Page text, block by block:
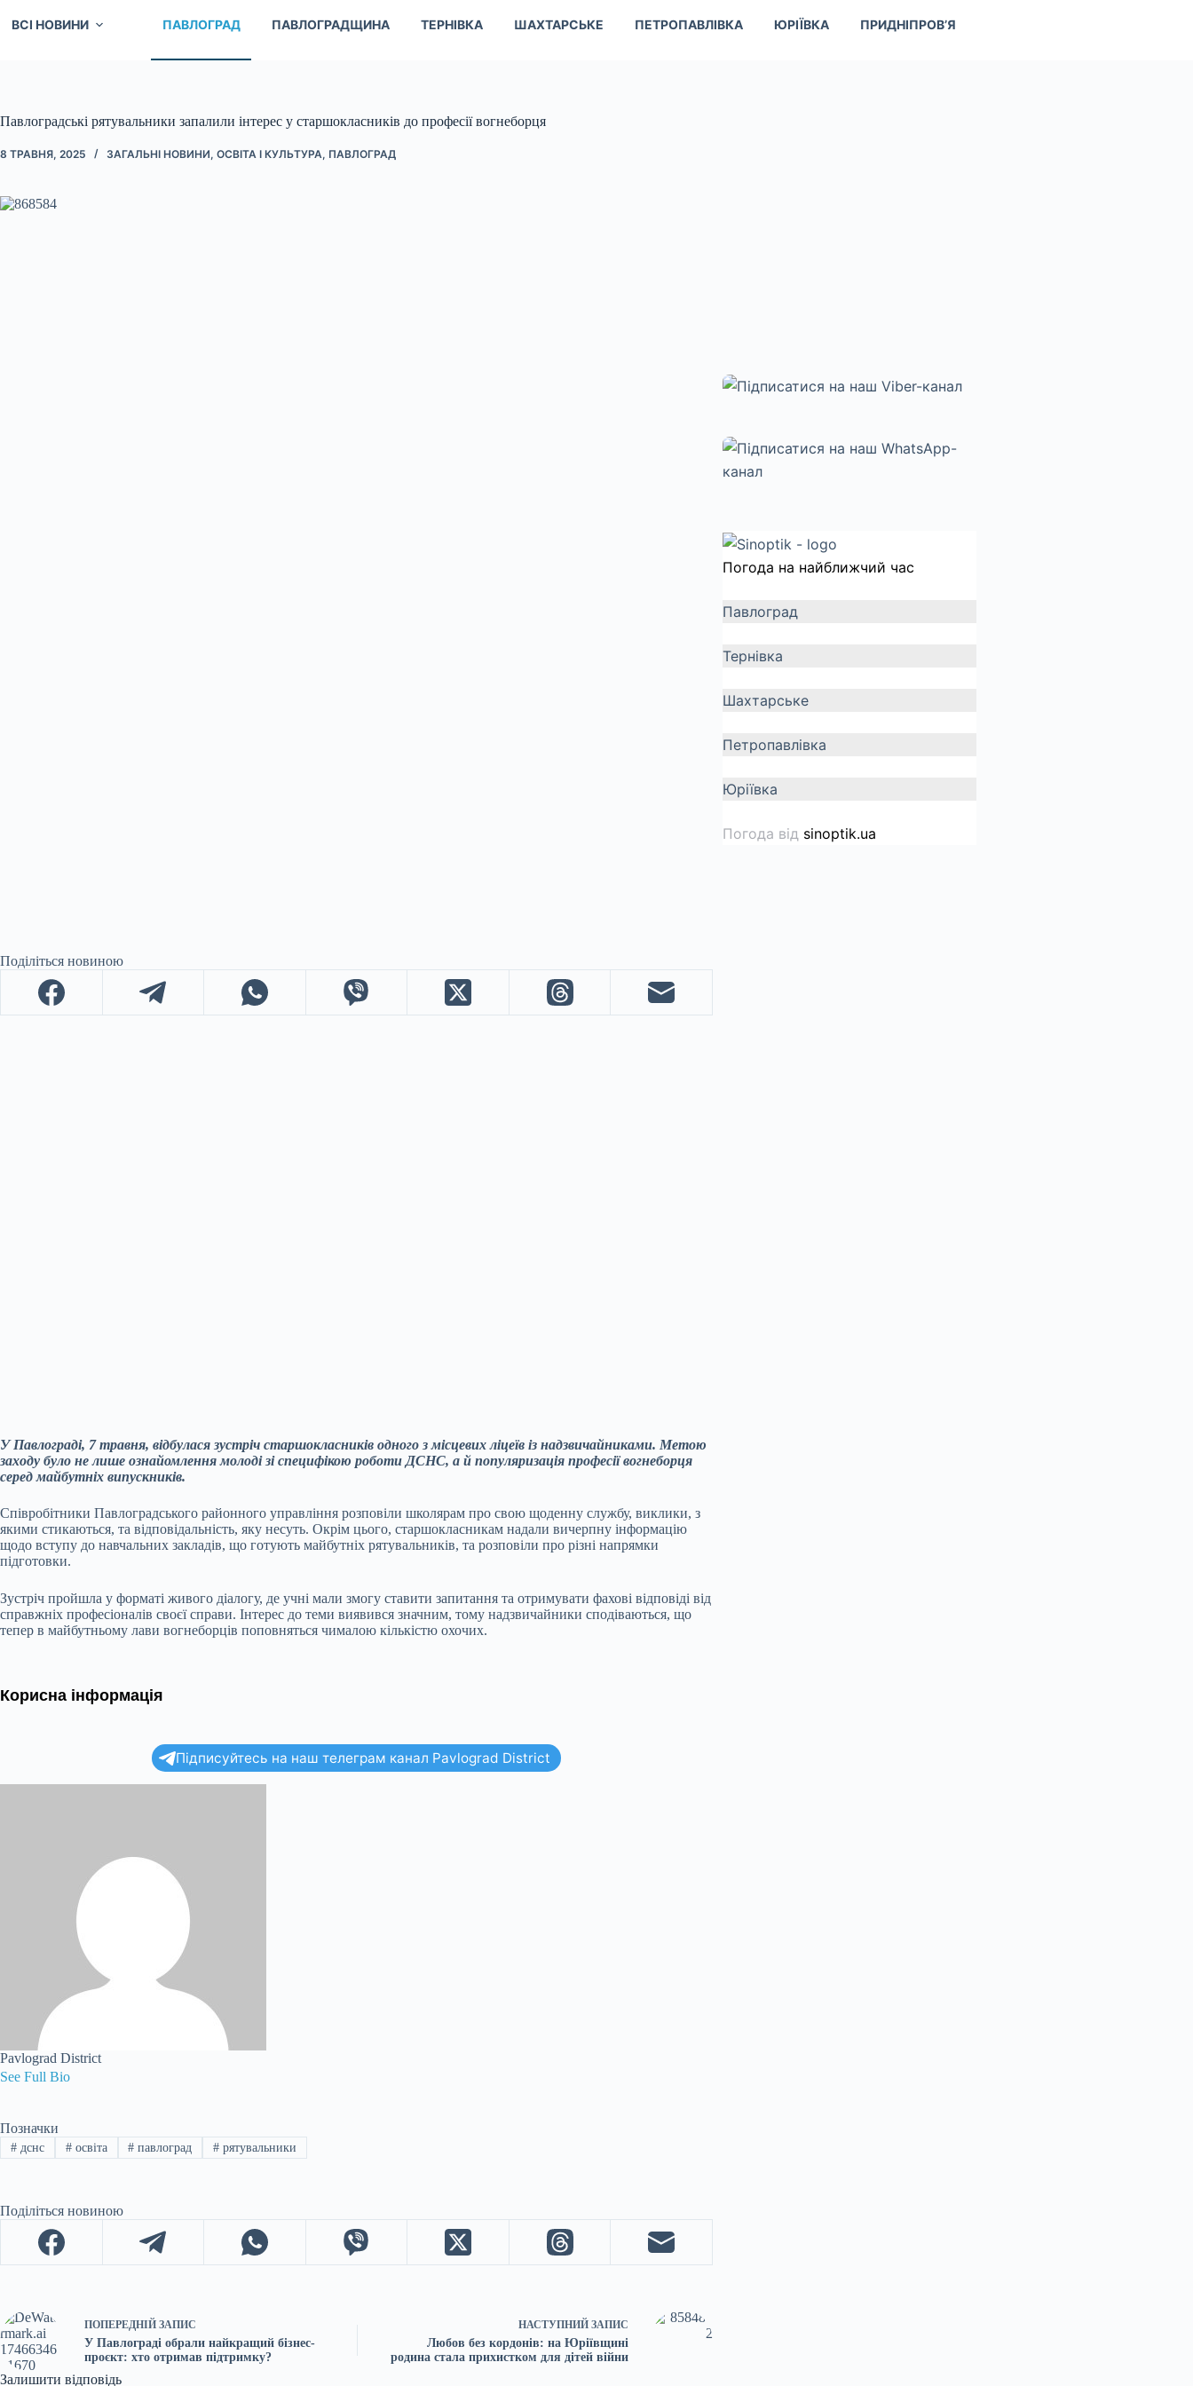
ВСІ НОВИНИ ПАВЛОГРАД ПАВЛОГРАДЩИНА ТЕРНІВКА ШАХТАРСЬКЕ ПЕТРОПАВЛІВКА ЮРІЇВКА ПРИДНІПРОВ’Я
Павлоградські рятувальники запалили інтерес у старшокласників до професії вогнеборця
8 ТРАВНЯ, 2025 ЗАГАЛЬНІ НОВИНИ, ОСВІТА І КУЛЬТУРА, ПАВЛОГРАД
Поділіться новиною
У Павлограді, 7 травня, відбулася зустріч старшокласників одного з місцевих ліцеїв із надзвичайниками. Метою
заходу було не лише ознайомлення молоді зі специфікою роботи ДСНС, а й популяризація професії вогнеборця
серед майбутніх випускників.
Співробітники Павлоградського районного управління розповіли школярам про свою щоденну службу, виклики, з
якими стикаються, та відповідальність, яку несуть. Окрім цього, старшокласникам надали вичерпну інформацію
щодо вступу до навчальних закладів, що готують майбутніх рятувальників, та розповіли про різні напрямки
підготовки.
Зустріч пройшла у форматі живого діалогу, де учні мали змогу ставити запитання та отримувати фахові відповіді від
справжніх професіоналів своєї справи. Інтерес до теми виявився значним, тому надзвичайники сподіваються, що
тепер в майбутньому лави вогнеборців поповняться чималою кількістю охочих.
Корисна інформація
Підписуйтесь на наш телеграм канал Pavlograd District
Pavlograd District
See Full Bio
Позначки
#дснс #освіта # павлоград # рятувальники
Поділіться новиною
ПОПЕРЕДНІЙ ЗАПИС
У Павлограді обрали найкращий бізнес-
проєкт: хто отримав підтримку?
НАСТУПНИЙ ЗАПИС
Любов без кордонів: на Юріївщині
родина стала прихистком для дітей війни
Залишити відповідь
Погода на найближчий час
Павлоград
Тернівка
Шахтарське
Петропавлівка
Юріївка
Погода від sinoptik.ua